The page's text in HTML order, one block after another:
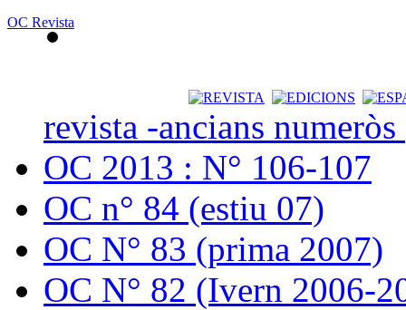
OC Revista
revista -ancians
OC 2013 : N° 106-107
OC n° 84 (estiu 07)
OC N° 83 (prima 2007)
OC N° 82 (Ivern 2006-